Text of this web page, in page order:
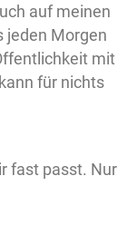
auf meinen
jeden Morgen
mit
für nichts
fast passt. Nur